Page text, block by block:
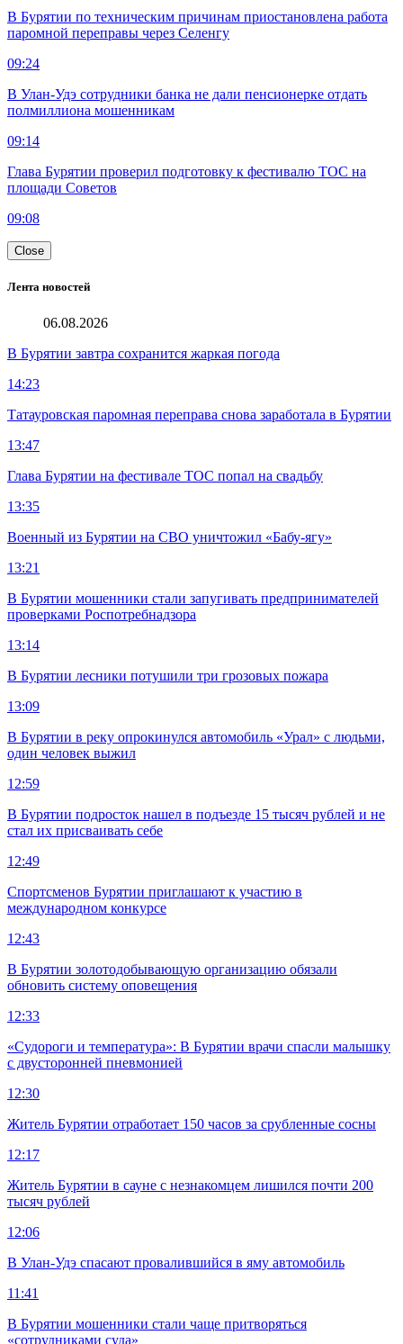
В Бурятии по техническим причинам приостановлена работа
паромной переправы через Селенгу
09:24
В Улан-Удэ сотрудники банка не дали пенсионерке отдать
полмиллиона мошенникам
09:14
Глава Бурятии проверил подготовку к фестивалю ТОС на
площади Советов
09:08
Close
Лента новостей
06.08.2026
В Бурятии завтра сохранится жаркая погода
14:23
Татауровская паромная переправа снова заработала в Бурятии
13:47
Глава Бурятии на фестивале ТОС попал на свадьбу
13:35
Военный из Бурятии на СВО уничтожил «Бабу-ягу»
13:21
В Бурятии мошенники стали запугивать предпринимателей
проверками Роспотребнадзора
13:14
В Бурятии лесники потушили три грозовых пожара
13:09
В Бурятии в реку опрокинулся автомобиль «Урал» с людьми,
один человек выжил
12:59
В Бурятии подросток нашел в подъезде 15 тысяч рублей и не
стал их присваивать себе
12:49
Спортсменов Бурятии приглашают к участию в
международном конкурсе
12:43
В Бурятии золотодобывающую организацию обязали
обновить систему оповещения
12:33
«Судороги и температура»: В Бурятии врачи спасли малышку
с двусторонней пневмонией
12:30
Житель Бурятии отработает 150 часов за срубленные сосны
12:17
Житель Бурятии в сауне с незнакомцем лишился почти 200
тысяч рублей
12:06
В Улан-Удэ спасают провалившийся в яму автомобиль
11:41
В Бурятии мошенники стали чаще притворяться
«сотрудниками суда»